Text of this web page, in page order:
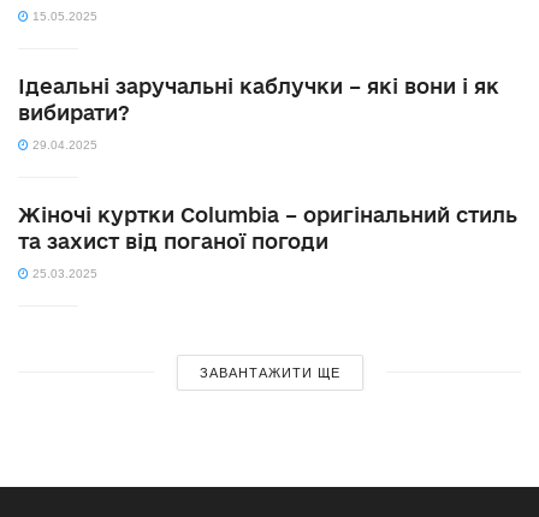
15.05.2025
Ідеальні заручальні каблучки – які вони і як
вибирати?
29.04.2025
Жіночі куртки Columbia – оригінальний стиль
та захист від поганої погоди
25.03.2025
ЗАВАНТАЖИТИ ЩЕ